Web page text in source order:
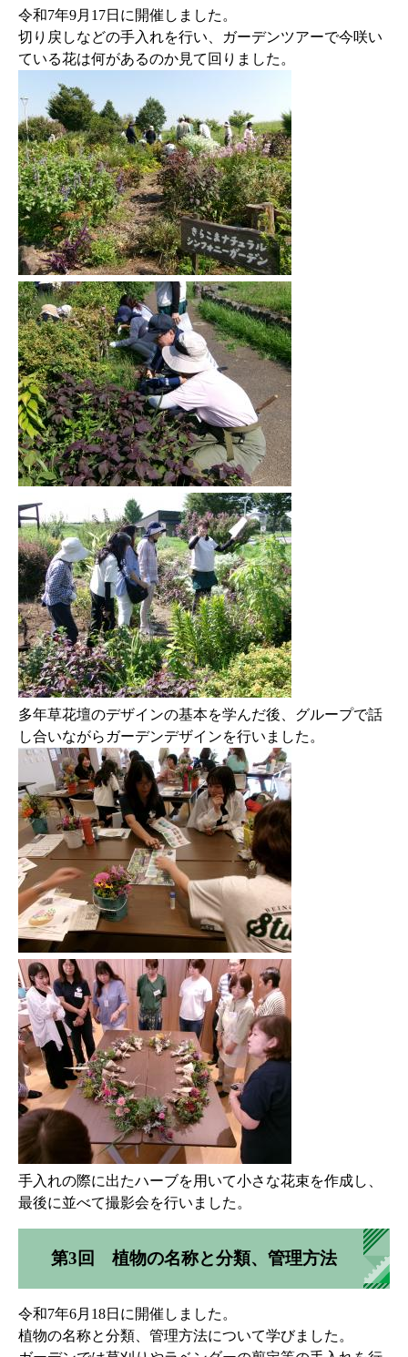
令和7年9月17日に開催しました。
切り戻しなどの手入れを行い、ガーデンツアーで今咲い
ている花は何があるのか見て回りました。
​多年草花壇のデザインの基本を学んだ後、グループで話
し合いながらガーデンデザインを行いました。
​手入れの際に出たハーブを用いて小さな花束を作成し、
最後に並べて撮影会を行いました。
第3回 植物の名称と分類、管理方法
令和7年6月18日に開催しました。
植物の名称と分類、管理方法について学びました。